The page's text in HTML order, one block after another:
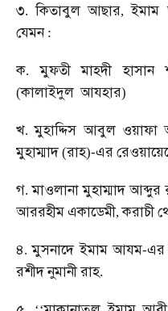
৩.কিতাবুল আছার,ইমাম
যেমন:
ক.মুফতী মাহদী হাসান
(কালাইদুল আযহার)
খ.মুহাদ্দিস আবুল ওয়াফা
মুহাম্মাদ(রাহ)-এর
গ.মাওলানা মুহাম্মাদ আব্দুর
আররহীমএকাডেমী,করাচী
৪.মুসনাদে ইমাম আযম-এর
রশীদনুমানীরাহ.